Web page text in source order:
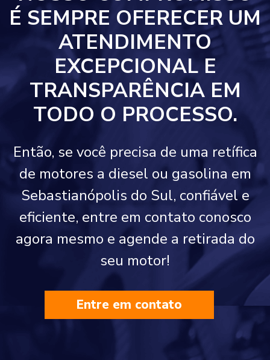
É SEMPRE OFERECER UM
ATENDIMENTO
EXCEPCIONAL E
TRANSPARÊNCIA EM
TODO O PROCESSO.
Então, se você precisa de uma retífica
de motores a diesel ou gasolina em
Sebastianópolis do Sul, confiável e
eficiente, entre em contato conosco
agora mesmo e agende a retirada do
seu motor!
Entre em contato